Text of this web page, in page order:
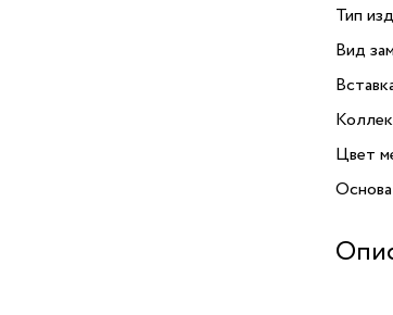
Тип
Вид
Цвет